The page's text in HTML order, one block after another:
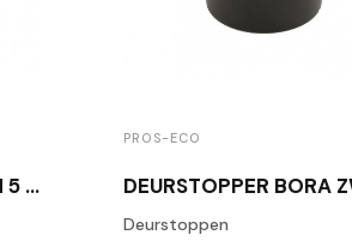
SET VAN 10 HULZEN VAN 5 MM NAAR 6 MM
PROS-ECO
Deurstoppen